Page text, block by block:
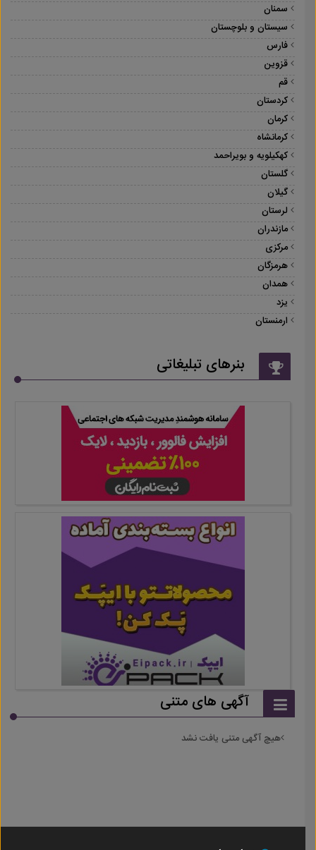
سمنان
سیستان و بلوچستان
فارس
قزوین
قم
کردستان
کرمان
کرمانشاه
کهکیلویه و بویراحمد
گلستان
گیلان
لرستان
مازندران
مرکزی
هرمزگان
همدان
یزد
ارمنستان
بنرهای تبلیغاتی
آگهی های متنی
هیچ آگهی متنی یافت نشد